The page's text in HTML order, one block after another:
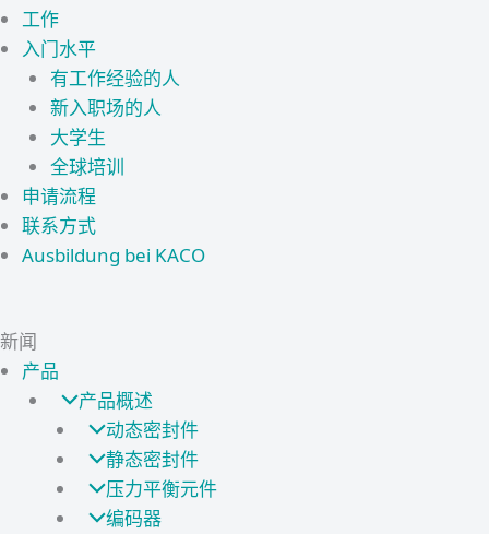
工作
入门水平
有工作经验的人
新入职场的人
大学生
全球培训
申请流程
联系方式
Ausbildung bei KACO
新闻
产品
产品概述
动态密封件
静态密封件
压力平衡元件
编码器